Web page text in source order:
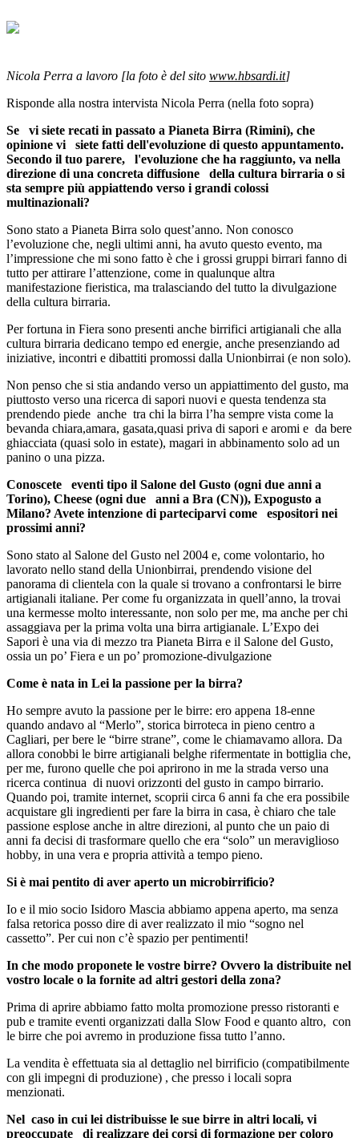
Nicola Perra a lavoro [la foto è del sito www.hbsardi.it]
Risponde alla nostra intervista Nicola Perra (nella foto sopra)
Se vi siete recati in passato a Pianeta Birra (Rimini), che
opinione vi siete fatti dell'evoluzione di questo appuntamento.
Secondo il tuo parere, l'evoluzione che ha raggiunto, va nella
direzione di una concreta diffusione della cultura birraria o si
sta sempre più appiattendo verso i grandi colossi
multinazionali?
Sono stato a Pianeta Birra solo quest’anno. Non conosco
l’evoluzione che, negli ultimi anni, ha avuto questo evento, ma
l’impressione che mi sono fatto è che i grossi gruppi birrari fanno di
tutto per attirare l’attenzione, come in qualunque altra
manifestazione fieristica, ma tralasciando del tutto la divulgazione
della cultura birraria.
Per fortuna in Fiera sono presenti anche birrifici artigianali che alla
cultura birraria dedicano tempo ed energie, anche presenziando ad
iniziative, incontri e dibattiti promossi dalla Unionbirrai (e non solo).
Non penso che si stia andando verso un appiattimento del gusto, ma
piuttosto verso una ricerca di sapori nuovi e questa tendenza sta
prendendo piede anche tra chi la birra l’ha sempre vista come la
bevanda chiara,amara, gasata,quasi priva di sapori e aromi e da bere
ghiacciata (quasi solo in estate), magari in abbinamento solo ad un
panino o una pizza.
Conoscete eventi tipo il Salone del Gusto (ogni due anni a
Torino), Cheese (ogni due anni a Bra (CN)), Expogusto a
Milano? Avete intenzione di parteciparvi come espositori nei
prossimi anni?
Sono stato al Salone del Gusto nel 2004 e, come volontario, ho
lavorato nello stand della Unionbirrai, prendendo visione del
panorama di clientela con la quale si trovano a confrontarsi le birre
artigianali italiane. Per come fu organizzata in quell’anno, la trovai
una kermesse molto interessante, non solo per me, ma anche per chi
assaggiava per la prima volta una birra artigianale. L’Expo dei
Sapori è una via di mezzo tra Pianeta Birra e il Salone del Gusto,
ossia un po’ Fiera e un po’ promozione-divulgazione
Come è nata in Lei la passione per la birra?
Ho sempre avuto la passione per le birre: ero appena 18-enne
quando andavo al “Merlo”, storica birroteca in pieno centro a
Cagliari, per bere le “birre strane”, come le chiamavamo allora. Da
allora conobbi le birre artigianali belghe rifermentate in bottiglia che,
per me, furono quelle che poi aprirono in me la strada verso una
ricerca continua di nuovi orizzonti del gusto in campo birrario.
Quando poi, tramite internet, scoprii circa 6 anni fa che era possibile
acquistare gli ingredienti per fare la birra in casa, è chiaro che tale
passione esplose anche in altre direzioni, al punto che un paio di
anni fa decisi di trasformare quello che era “solo” un meraviglioso
hobby, in una vera e propria attività a tempo pieno.
Si è mai pentito di aver aperto un microbirrificio?
Io e il mio socio Isidoro Mascia abbiamo appena aperto, ma senza
falsa retorica posso dire di aver realizzato il mio “sogno nel
cassetto”. Per cui non c’è spazio per pentimenti!
In che modo proponete le vostre birre? Ovvero la distribuite nel
vostro locale o la fornite ad altri gestori della zona?
Prima di aprire abbiamo fatto molta promozione presso ristoranti e
pub e tramite eventi organizzati dalla Slow Food e quanto altro, con
le birre che poi avremo in produzione fissa tutto l’anno.
La vendita è effettuata sia al dettaglio nel birrificio (compatibilmente
con gli impegni di produzione) , che presso i locali sopra
menzionati.
Nel caso in cui lei distribuisse le sue birre in altri locali, vi
preoccupate di realizzare dei corsi di formazione per coloro